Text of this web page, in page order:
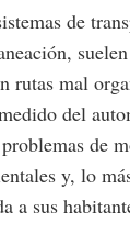
de
rutas mal
del
de
y, lo
a sus